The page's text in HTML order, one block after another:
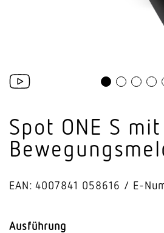
Spot ONE S mit
EAN: 4007841 058616 E-
Ausführung